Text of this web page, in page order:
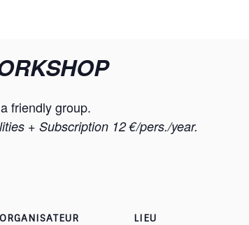
friendly group.
+ Subscription 12 €/pers./year.
ORGANISATEUR LIEU